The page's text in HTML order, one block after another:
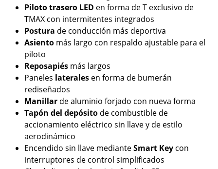
Piloto trasero LED en forma de T exclusivo de
TMAX con intermitentes integrados
Postura de conducción más deportiva
Asiento más largo con respaldo ajustable para el
piloto
Reposapiés más largos
Paneles laterales en forma de bumerán
rediseñados
Manillar de aluminio forjado con nueva forma
Tapón del depósito de combustible de
accionamiento eléctrico sin llave y de estilo
aerodinámico
Encendido sin llave medianteSmart Key con
interruptores de control simplificados